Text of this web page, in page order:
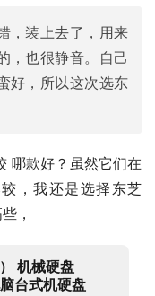
，装上去了，用来
，也很静音。自己
好，所以这次选东
哪款好？虽然它们在
，我还是选择东芝
，
机械硬盘
台式机硬盘